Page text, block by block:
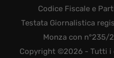
Codice Fiscale e
Testata Giornalistica
Monza con
Copyright ©2026 - Tutti